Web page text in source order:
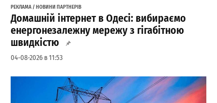
РЕКЛАМА / НОВИНИ ПАРТНЕРІВ
Домашній інтернет в Одесі: вибираємо
енергонезалежну мережу з гігабітною
швидкістю
04-08-2026 в 11:53